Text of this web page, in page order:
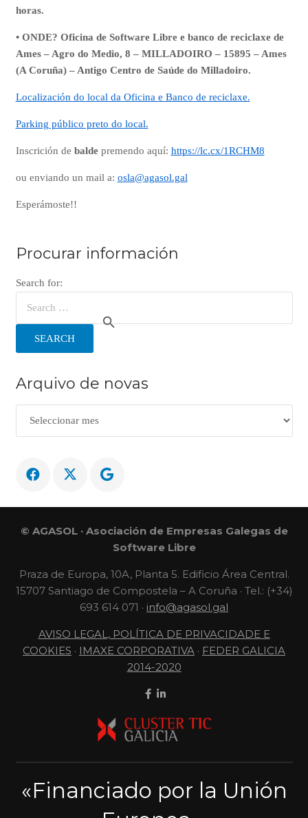
horas.
• ONDE? Oficina de Software Libre e banco de reciclaxe de
Ames – Agro do Medio, 8 – MILLADOIRO – 15895 – Ames
(A Coruña) – Antigo Centro de Saúde do Milladoiro.
Localización do local da Oficina e Banco de reciclaxe.
Parking público preto do local.
Inscrición de baldepremendo aquí: https://lc.cx/1RCHM8
ou enviando un mail a: osla@agasol.gal
Esperámoste!!
Procurar información
Search for:
SEARCH
Arquivo de novas
© AGASOL · Asociación de Empresas Galegas de
Software Libre
Praza de Europa, 10A, Planta 5. Edificio Área Central.
15707 Santiago de Compostela – A Coruña · Tel.: (+34)
693 614 071 · info@agasol.gal
AVISO LEGAL, POLÍTICA DE PRIVACIDADE E
COOKIES · IMAXE CORPORATIVA · FEDER GALICIA
2014-2020
«Financiado por la Unión